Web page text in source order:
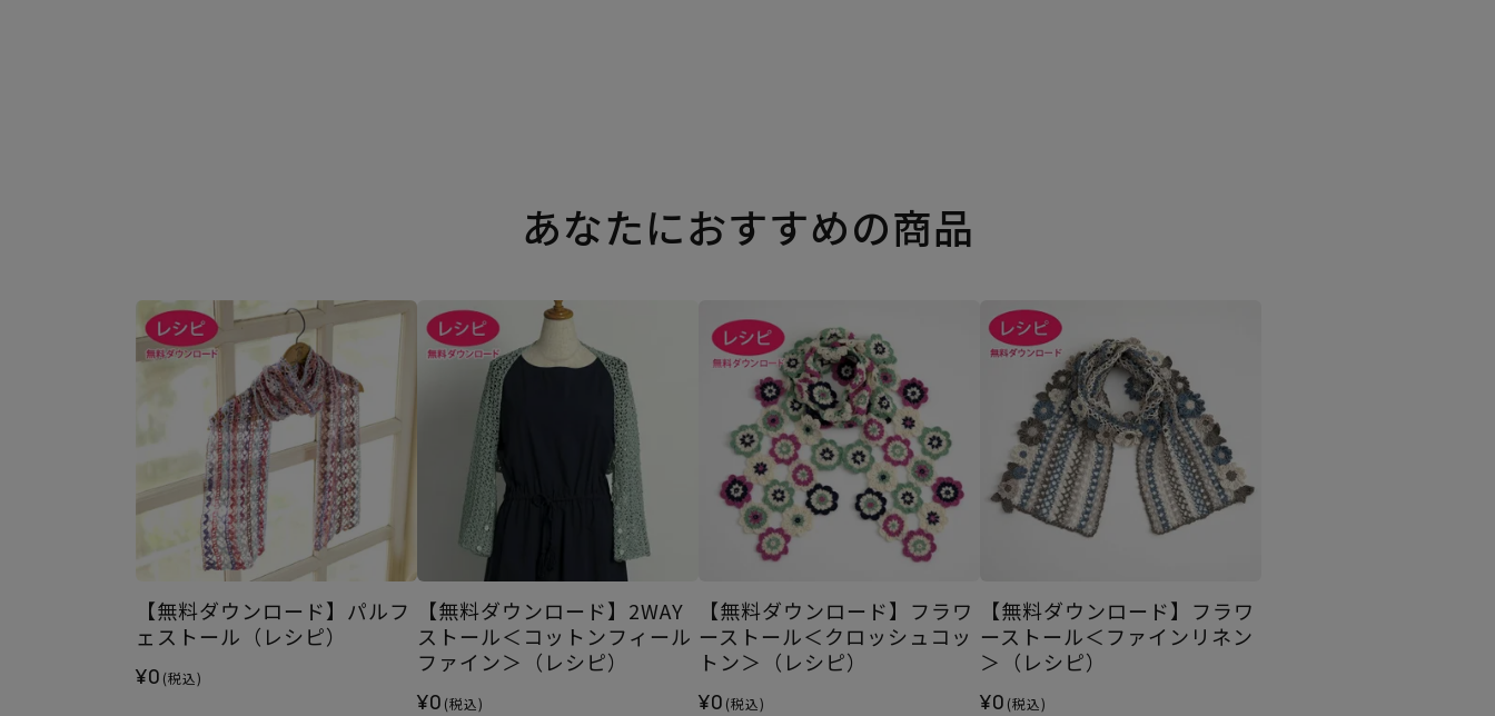
あなたにおすすめの商品
【無料ダウンロード】パルフ
ェストール（レシピ）
¥0 (税込)
【無料ダウンロード】2WAY
ストール＜コットンフィール
ファイン＞（レシピ）
¥0 (税込)
【無料ダウンロード】フラワ
ーストール＜クロッシュコッ
トン＞（レシピ）
¥0 (税込)
【無料ダウンロード】フラワ
ーストール＜ファインリネン
＞（レシピ）
¥0 (税込)